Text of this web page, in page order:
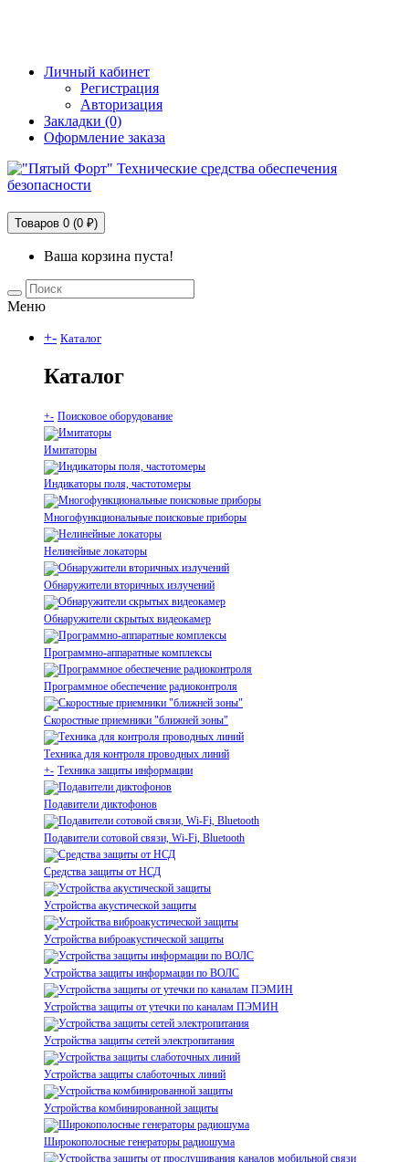
Личный кабинет
Регистрация
Авторизация
Закладки (0)
Оформление заказа
Товаров 0 (0 ₽)
Ваша корзина пуста!
Меню
+- Каталог
Каталог
+- Поисковое оборудование
Имитаторы
Индикаторы поля, частотомеры
Многофункциональные поисковые приборы
Нелинейные локаторы
Обнаружители вторичных излучений
Обнаружители скрытых видеокамер
Программно-аппаратные комплексы
Программное обеспечение радиоконтроля
Скоростные приемники "ближней зоны"
Техника для контроля проводных линий
+- Техника защиты информации
Подавители диктофонов
Подавители сотовой связи, Wi-Fi, Bluetooth
Средства защиты от НСД
Устройства акустической защиты
Устройства виброакустической защиты
Устройства защиты информации по ВОЛС
Устройства защиты от утечки по каналам ПЭМИН
Устройства защиты сетей электропитания
Устройства защиты слаботочных линий
Устройства комбинированной защиты
Широкополосные генераторы радиошума